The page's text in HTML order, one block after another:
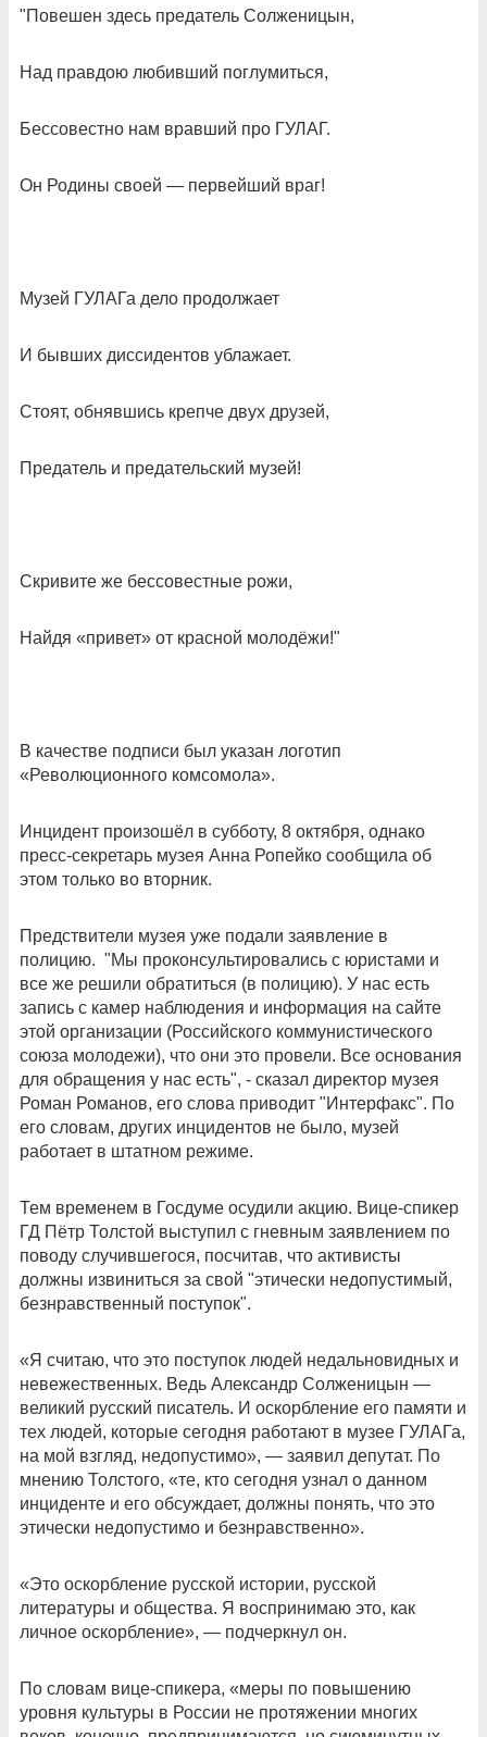
"Повешен здесь предатель Солженицын,
Над правдою любивший поглумиться,
Бессовестно нам вравший про ГУЛАГ.
Он Родины своей — первейший враг!
Музей ГУЛАГа дело продолжает
И бывших диссидентов ублажает.
Стоят, обнявшись крепче двух друзей,
Предатель и предательский музей!
Скривите же бессовестные рожи,
Найдя «привет» от красной молодёжи!"
В качестве подписи был указан логотип
«Революционного комсомола».
Инцидент произошёл в субботу, 8 октября, однако
пресс-секретарь музея Анна Ропейко сообщила об
этом только во вторник.
Предствители музея уже подали заявление в
полицию. "Мы проконсультировались с юристами и
все же решили обратиться (в полицию). У нас есть
запись с камер наблюдения и информация на сайте
этой организации (Российского коммунистического
союза молодежи), что они это провели. Все основания
для обращения у нас есть", - сказал директор музея
Роман Романов, его слова приводит "Интерфакс". По
его словам, других инцидентов не было, музей
работает в штатном режиме.
Тем временем в Госдуме осудили акцию. Вице-спикер
ГД Пётр Толстой выступил с гневным заявлением по
поводу случившегося, посчитав, что активисты
должны извиниться за свой "этически недопустимый,
безнравственный поступок".
«Я считаю, что это поступок людей недальновидных и
невежественных. Ведь Александр Солженицын —
великий русский писатель. И оскорбление его памяти и
тех людей, которые сегодня работают в музее ГУЛАГа,
на мой взгляд, недопустимо», — заявил депутат. По
мнению Толстого, «те, кто сегодня узнал о данном
инциденте и его обсуждает, должны понять, что это
этически недопустимо и безнравственно».
«Это оскорбление русской истории, русской
литературы и общества. Я воспринимаю это, как
личное оскорбление», — подчеркнул он.
По словам вице-спикера, «меры по повышению
уровня культуры в России не протяжении многих